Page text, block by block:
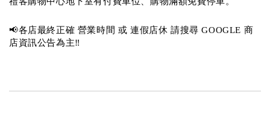
📢各店最終正確 營業時間 或 連假店休 請搜尋 GOOGLE 商
店資訊公告為主‼️